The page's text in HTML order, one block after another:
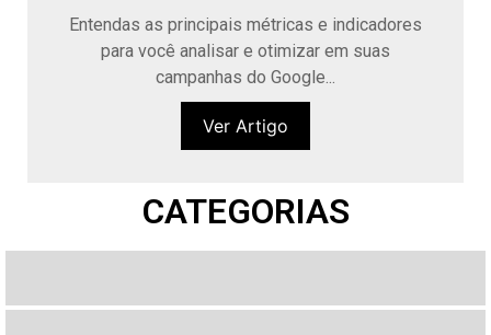
Entendas as principais métricas e indicadores
para você analisar e otimizar em suas
campanhas do Google...
Ver Artigo
CATEGORIAS